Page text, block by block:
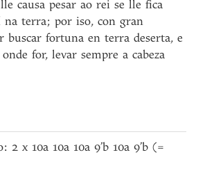
causa pesar ao rei se lle fica
na terra; por iso, con gran
buscar fortuna en terra deserta, e
for, levar sempre a cabeza
2 x 10a 10a 10a 9’b 10a 9’b (=